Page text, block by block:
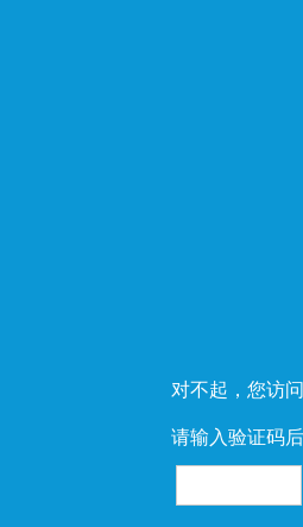
对不起，您访
请输入验证码